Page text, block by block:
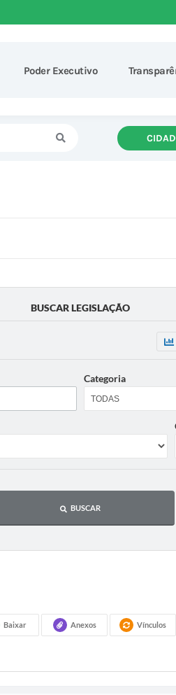
Poder Executivo
BUSCAR LEGISLAÇÃO
Categoria
BUSCAR
Baixar Anexos Vínculos